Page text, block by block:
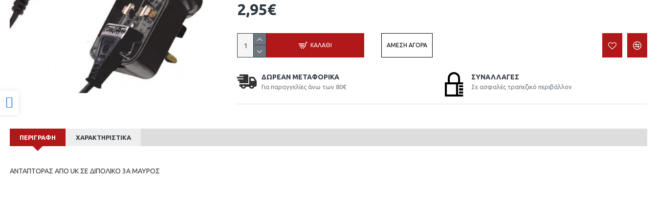
Προσβασιμότητα
2,95€
ΚΑΛΆΘΙ ΆΜΕΣΗ ΑΓΟΡΆ
ΔΩΡΕΆΝ ΜΕΤΑΦΟΡΙΚΆ
Για παραγγελίες άνω των 80€
ΣΥΝΑΛΛΑΓΈΣ
Σε ασφαλές τραπεζικό περιβάλλον
ΠΕΡΙΓΡΑΦΉ ΧΑΡΑΚΤΗΡΙΣΤΙΚΆ
ΑΝΤΑΠΤΟΡΑΣ ΑΠΟ UK ΣΕ ΔΙΠΟΛΙΚΟ 3Α ΜΑΥΡΟΣ